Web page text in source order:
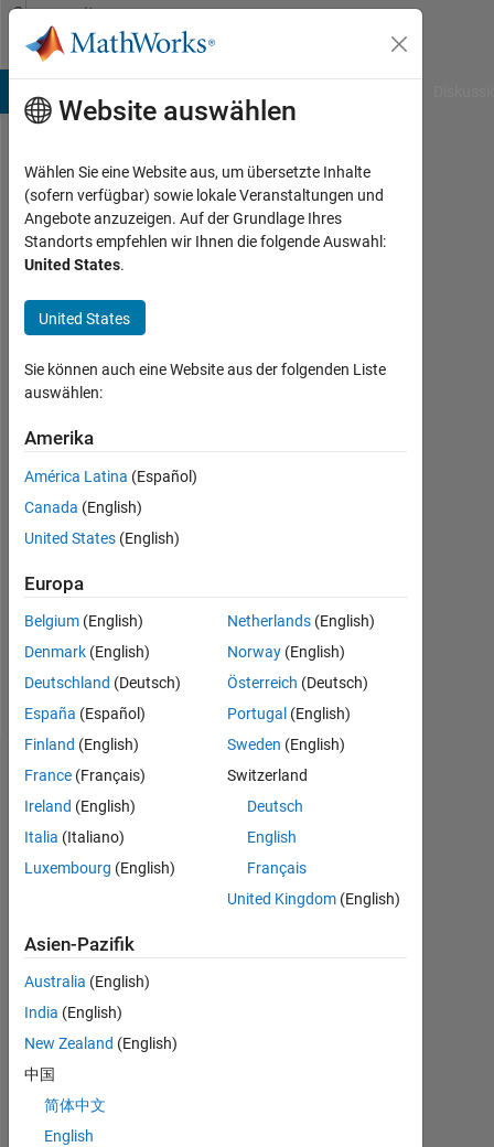
Weiter zum Inhalt
Community
Profile
Pedro
Marques
Last
mehr
als 3
Jahre
Aktiv
seit
2020
0
Following:
0
Follow
Dashboard
Statistik
MATLAB Answers
BEITRÄGE L
0
1
2
Website auswählen
Wählen Sie eine Website aus, um übersetzte Inhalte
(sofern verfügbar) sowie lokale Veranstaltungen und
Angebote anzuzeigen. Auf der Grundlage Ihres
Standorts empfehlen wir Ihnen die folgende Auswahl:
United States.
United States
Sie können auch eine Website aus der folgenden Liste
auswählen:
Amerika
América Latina (Español)
Canada (English)
United States (English)
Europa
Belgium (English)
Denmark (English)
Deutschland (Deutsch)
España (Español)
Finland (English)
France (Français)
Ireland (English)
Italia (Italiano)
Luxembourg (English)
Netherlands (English)
Norway (English)
Österreich (Deutsch)
Portugal (English)
Sweden (English)
Switzerland
Deutsch
English
Français
United Kingdom (English)
Asien-Pazifik
Australia (English)
India (English)
New Zealand (English)
中国
简体中文
English